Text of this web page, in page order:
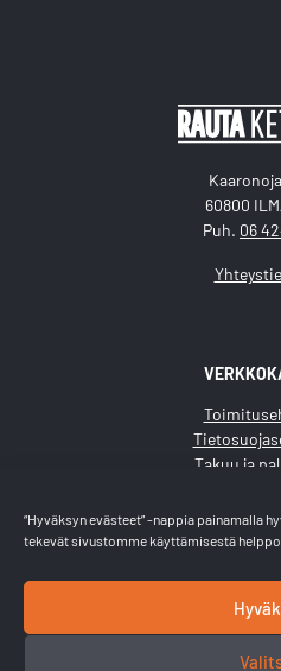
“Hyväksyn evästeet” -nappia painamalla
tekevät sivustomme käyttämisestä
60800
Puh. 06
Takuu ja